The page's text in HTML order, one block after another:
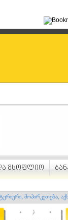
მსოფლიო
მოპირკეთება,